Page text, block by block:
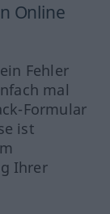
Online
Fehler
mal
Formular
ist
Ihrer